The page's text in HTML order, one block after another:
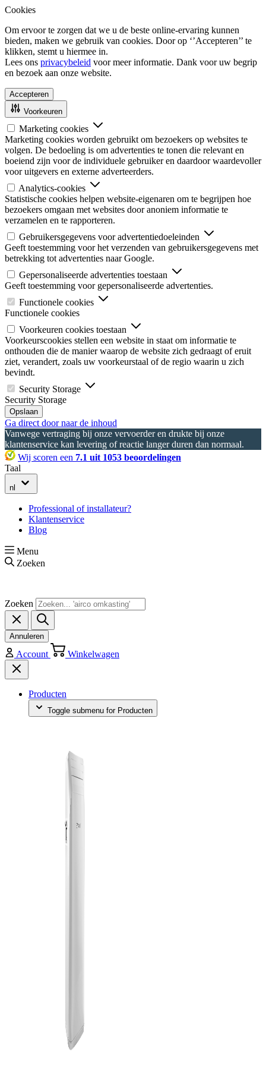
Cookies
Om ervoor te zorgen dat we u de beste online-ervaring kunnen
bieden, maken we gebruik van cookies. Door op ‘’Accepteren’’ te
klikken, stemt u hiermee in.
Lees ons privacybeleid voor meer informatie. Dank voor uw begrip
en bezoek aan onze website.
Accepteren
Voorkeuren
Marketing cookies
Marketing cookies worden gebruikt om bezoekers op websites te
volgen. De bedoeling is om advertenties te tonen die relevant en
boeiend zijn voor de individuele gebruiker en daardoor waardevoller
voor uitgevers en externe adverteerders.
Analytics-cookies
Statistische cookies helpen website-eigenaren om te begrijpen hoe
bezoekers omgaan met websites door anoniem informatie te
verzamelen en te rapporteren.
Gebruikersgegevens voor advertentiedoeleinden
Geeft toestemming voor het verzenden van gebruikersgegevens met
betrekking tot advertenties naar Google.
Gepersonaliseerde advertenties toestaan
Geeft toestemming voor gepersonaliseerde advertenties.
Functionele cookies
Functionele cookies
Voorkeuren cookies toestaan
Voorkeurscookies stellen een website in staat om informatie te
onthouden die de manier waarop de website zich gedraagt of eruit
ziet, verandert, zoals uw voorkeurstaal of de regio waarin u zich
bevindt.
Security Storage
Security Storage
Opslaan
Ga direct door naar de inhoud
Vanwege vertraging bij onze vervoerder en drukte bij onze
klantenservice kan levering of reactie langer duren dan normaal.
Wij scoren een 7.1 uit 1053 beoordelingen
Taal
nl
Professional of installateur?
Klantenservice
Blog
Menu
Zoeken
Zoeken
Annuleren
Account Winkelwagen
Producten
Toggle submenu for Producten